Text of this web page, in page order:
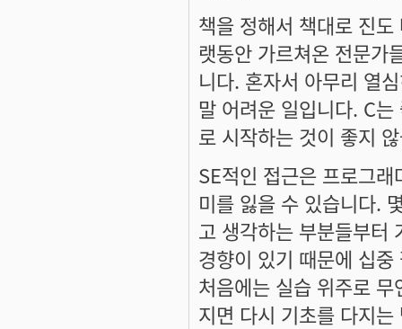
책을 정해서 책대로 진
랫동안 가르쳐온 전문가
니다. 혼자서 아무리 열
말 어려운 일입니다. C
로 시작하는 것이 좋지
SE적인 접근은 프로그
미를 잃을 수 있습니다.
고 생각하는 부분들부터
경향이 있기 때문에 십
처음에는 실습 위주로
지면 다시 기초를 다지